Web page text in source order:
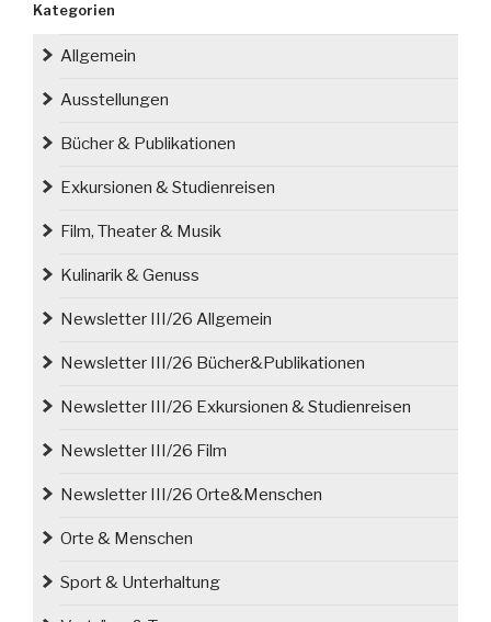
in
Hannover“
Kategorien
Allgemein
Ausstellungen
Bücher & Publikationen
Exkursionen & Studienreisen
Film, Theater & Musik
Kulinarik & Genuss
Newsletter III/26 Allgemein
Newsletter III/26 Bücher&Publikationen
Newsletter III/26 Exkursionen & Studienreisen
Newsletter III/26 Film
Newsletter III/26 Orte&Menschen
Orte & Menschen
Sport & Unterhaltung